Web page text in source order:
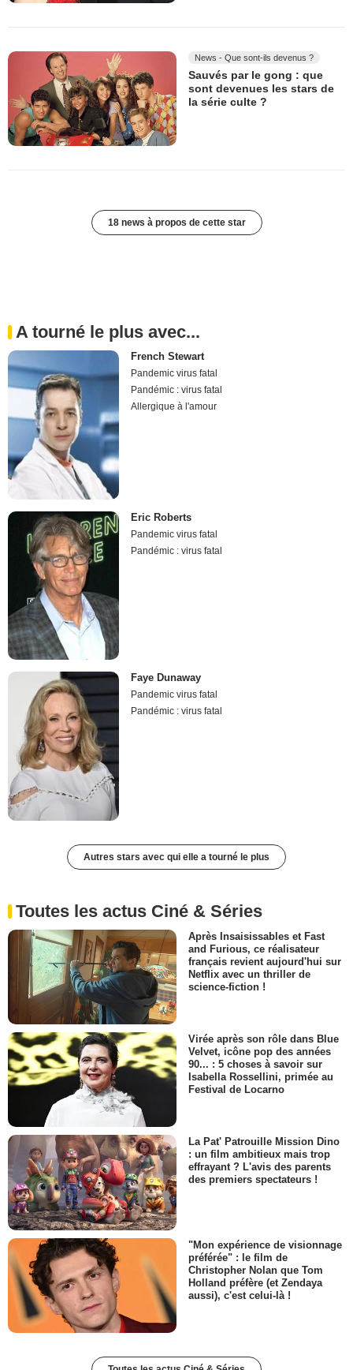
News - Que sont-ils devenus ?
Sauvés par le gong : que
sont devenues les stars de
la série culte ?
18 news à propos de cette star
A tourné le plus avec...
French Stewart
Pandemic virus fatal
Pandémic : virus fatal
Allergique à l'amour
Eric Roberts
Pandemic virus fatal
Pandémic : virus fatal
Faye Dunaway
Pandemic virus fatal
Pandémic : virus fatal
Autres stars avec qui elle a tourné le plus
Toutes les actus Ciné & Séries
Après Insaisissables et Fast
and Furious, ce réalisateur
français revient aujourd'hui sur
Netflix avec un thriller de
science-fiction !
Virée après son rôle dans Blue
Velvet, icône pop des années
90... : 5 choses à savoir sur
Isabella Rossellini, primée au
Festival de Locarno
La Pat' Patrouille Mission Dino
: un film ambitieux mais trop
effrayant ? L'avis des parents
des premiers spectateurs !
"Mon expérience de visionnage
préférée" : le film de
Christopher Nolan que Tom
Holland préfère (et Zendaya
aussi), c'est celui-là !